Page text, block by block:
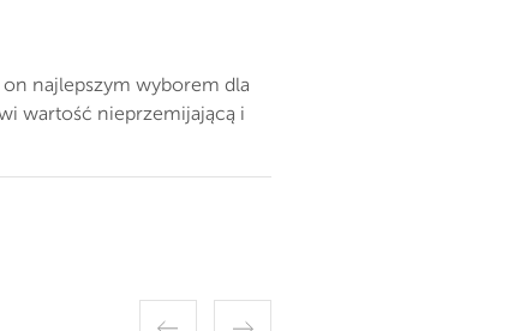
najlepszym wyborem dla
wartość nieprzemijającą i